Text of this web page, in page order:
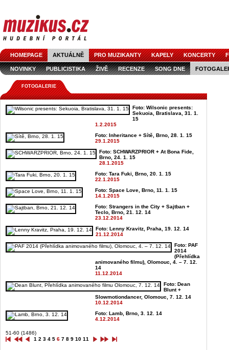
HOMEPAGE AKTUÁLNĚ PRO MUZIKANTY KAPELY KONCERTY
NOVINKY PUBLICISTIKA ŽIVĚ RECENZE SONG DNE
FOTOGALERIE
Foto: Wilsonic presents:
Sekuoia, Bratislava, 31. 1.
15
1.2.2015
Foto: Inheritance + Sítě, Brno, 28. 1. 15
29.1.2015
Foto: SCHWARZPRIOR + At Bona Fide,
Brno, 24. 1. 15
28.1.2015
Foto: Tara Fuki, Brno, 20. 1. 15
22.1.2015
Foto: Space Love, Brno, 11. 1. 15
14.1.2015
Foto: Strangers in the City + Sajtban +
Teclo, Brno, 21. 12. 14
23.12.2014
Foto: Lenny Kravitz, Praha, 19. 12. 14
21.12.2014
Foto: PAF
2014
(Přehlídka
animovaného filmu), Olomouc, 4. – 7. 12.
14
11.12.2014
Foto: Dean
Blunt +
Slowmotiondancer, Olomouc, 7. 12. 14
10.12.2014
Foto: Lamb, Brno, 3. 12. 14
4.12.2014
51-60 (1486)
1 2 3 4 5 6 7 8 9 10 11